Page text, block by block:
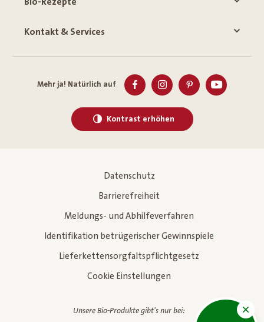
Kontakt & Services
Mehr ja! Natürlich auf
Kontrast erhöhen
Datenschutz
Barrierefreiheit
Meldungs- und Abhilfeverfahren
Identifikation betrügerischer Gewinnspiele
Lieferkettensorgfaltspflichtgesetz
Cookie Einstellungen
Unsere Bio-Produkte gibt's nur bei: